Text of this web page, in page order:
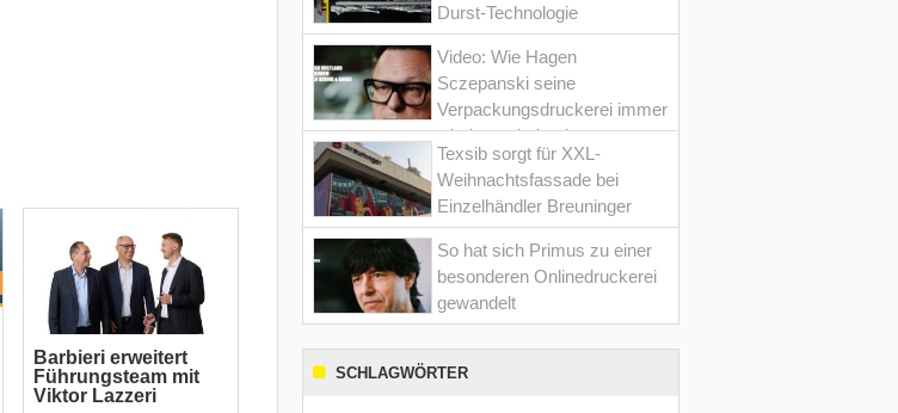
Barbieri erweitert
Führungsteam mit
Viktor Lazzeri
Durst-Technologie
Video: Wie Hagen
Sczepanski seine
Verpackungsdruckerei immer
wieder optimiert hat
Texsib sorgt für XXL-
Weihnachtsfassade bei
Einzelhändler Breuninger
So hat sich Primus zu einer
besonderen Onlinedruckerei
gewandelt
SCHLAGWÖRTER